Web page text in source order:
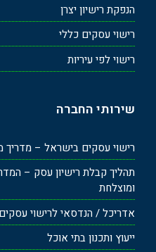
הנפקת רישיון יצרן
רישוי עסקים כללי
רישוי לפי עיריות
שירותי החברה
רישוי עסקים בישראל – מדריך
תהליך קבלת רישיון עסק –
ומוצלחת
אדריכל / הנדסאי לרישוי עסקים
ייעוץ ותכנון בתי אוכל